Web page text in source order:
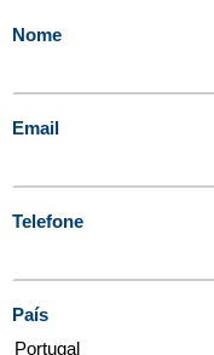
Nome
Email
Telefone
País